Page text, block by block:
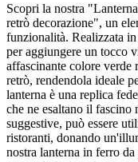
Scopri la nostra
retrò decorazione", un
funzionalità. Realizzata
per aggiungere un tocco
affascinante colore verde
retrò, rendendola ideale
lanterna è una replica
che ne esaltano il fascino
suggestive, può essere
ristoranti, donando
nostra lanterna in ferro